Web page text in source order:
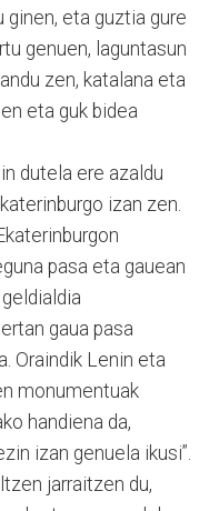
eta guztia gure
genuen, laguntasun
zen, katalana eta
eta guk bidea
dutela ere azaldu
izan zen.
pasa eta gauean
geldialdia
gaua pasa
Oraindik Lenin eta
monumentuak
handiena da,
izan genuela ikusi”.
jarraitzen du,